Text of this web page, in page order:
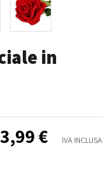
in
3,99 € IVA INCLUSA